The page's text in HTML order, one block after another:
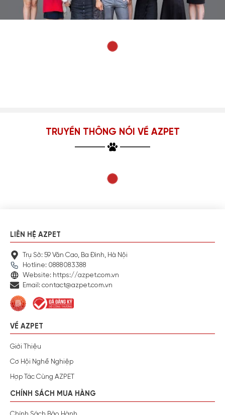
TRUYỀN THÔNG NÓI VỀ AZPET
LIÊN HỆ AZPET
Trụ Sở: 59 Văn Cao, Ba Đình, Hà Nội
Hotline: 0888083388
Website: https://azpet.com.vn
Email: contact@azpet.com.vn
VỀ AZPET
Giới Thiệu
Cơ Hội Nghề Nghiệp
Hợp Tác Cùng AZPET
CHÍNH SÁCH MUA HÀNG